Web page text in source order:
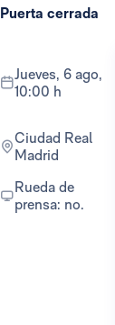
Puerta cerrada
jueves, 6 ago,
10:00 h
Ciudad Real
Madrid
Rueda de
prensa: no.